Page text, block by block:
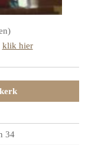
klik hier
34